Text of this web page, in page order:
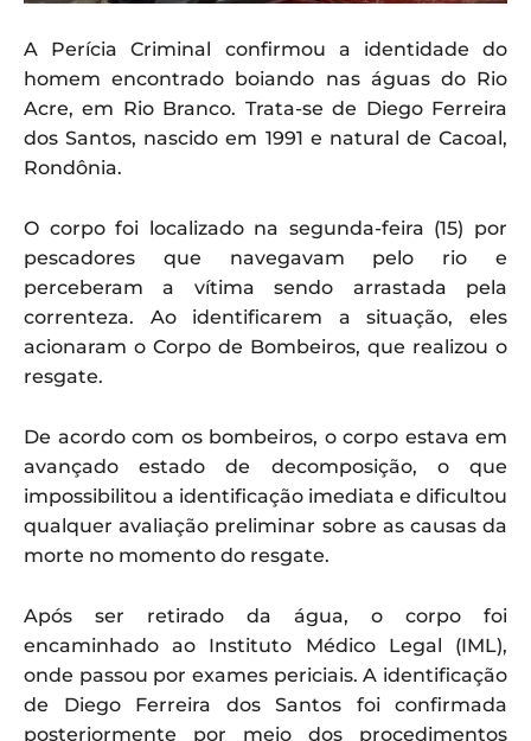
A Perícia Criminal confirmou a identidade do
homem encontrado boiando nas águas do Rio
Acre, em Rio Branco. Trata-se de Diego Ferreira
dos Santos, nascido em 1991 e natural de Cacoal,
Rondônia.
O corpo foi localizado na segunda-feira (15) por
pescadores que navegavam pelo rio e
perceberam a vítima sendo arrastada pela
correnteza. Ao identificarem a situação, eles
acionaram o Corpo de Bombeiros, que realizou o
resgate.
De acordo com os bombeiros, o corpo estava em
avançado estado de decomposição, o que
impossibilitou a identificação imediata e dificultou
qualquer avaliação preliminar sobre as causas da
morte no momento do resgate.
Após ser retirado da água, o corpo foi
encaminhado ao Instituto Médico Legal (IML),
onde passou por exames periciais. A identificação
de Diego Ferreira dos Santos foi confirmada
posteriormente por meio dos procedimentos